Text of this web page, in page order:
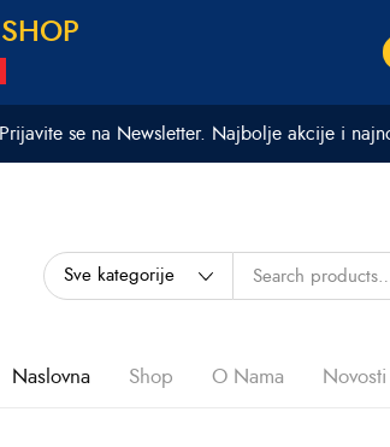
S H OP
Prijavite se na Newsletter. Najbolje akcije i
Naslovna Shop O Nama Novosti